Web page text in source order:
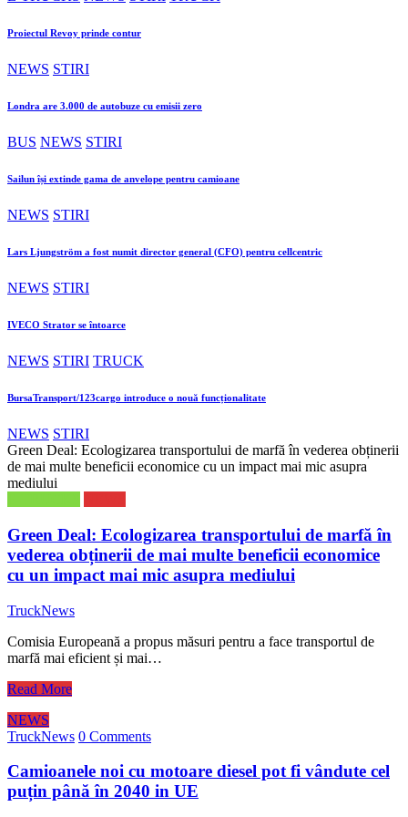
Proiectul Revoy prinde contur
NEWS STIRI
Londra are 3.000 de autobuze cu emisii zero
BUS NEWS STIRI
Sailun își extinde gama de anvelope pentru camioane
NEWS STIRI
Lars Ljungström a fost numit director general (CFO) pentru cellcentric
NEWS STIRI
IVECO Strator se întoarce
NEWS STIRI TRUCK
BursaTransport/123cargo introduce o nouă funcționalitate
NEWS STIRI
Green Deal: Ecologizarea transportului de marfă în vederea obținerii
de mai multe beneficii economice cu un impact mai mic asupra
mediului
Green Deal: Ecologizarea transportului de marfă în
vederea obținerii de mai multe beneficii economice
cu un impact mai mic asupra mediului
TruckNews
Comisia Europeană a propus măsuri pentru a face transportul de
marfă mai eficient și mai…
Read More
NEWS
TruckNews 0 Comments
Camioanele noi cu motoare diesel pot fi vândute cel
puțin până în 2040 in UE